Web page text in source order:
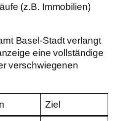
(z.B. Immobilien)
Basel-Stadt verlangt
eine vollständige
verschwiegenen
Ziel